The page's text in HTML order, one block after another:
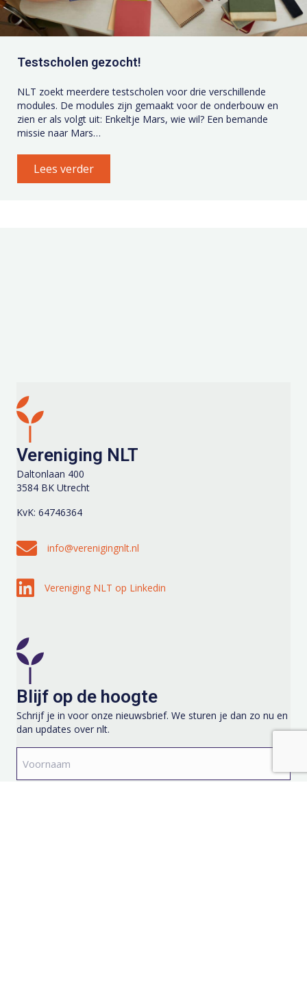
Testscholen gezocht!
NLT zoekt meerdere testscholen voor drie verschillende
modules. De modules zijn gemaakt voor de onderbouw en
zien er als volgt uit: Enkeltje Mars, wie wil? Een bemande
missie naar Mars…
Lees verder
Vereniging NLT
Daltonlaan 400
3584 BK Utrecht
KvK: 64746364
Stuur een e-mail naar info@verenigingnlt.nl
info@verenigingnlt.nl
Volg Vereniging NLT op Linkedin
Vereniging NLT op Linkedin
Blijf op de hoogte
Schrijf je in voor onze nieuwsbrief. We sturen je dan zo nu en
dan updates over nlt.
Voornaam
*